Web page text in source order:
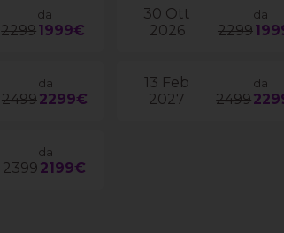
da
22991999€
30 Ott
2026
da
2299
da
24992299€
13 Feb
2027
da
2499
da
23992199€